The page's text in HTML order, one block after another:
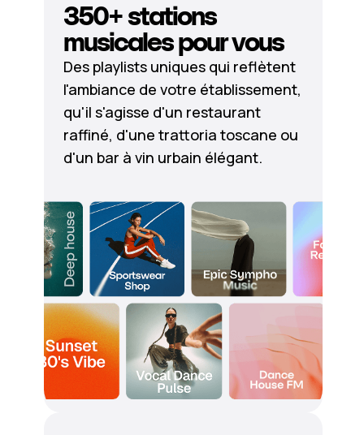
350+ stations
musicales pour vous
Des playlists uniques qui reflètent
l'ambiance de votre établissement,
qu'il s'agisse d'un restaurant
raffiné, d'une trattoria toscane ou
d'un bar à vin urbain élégant.